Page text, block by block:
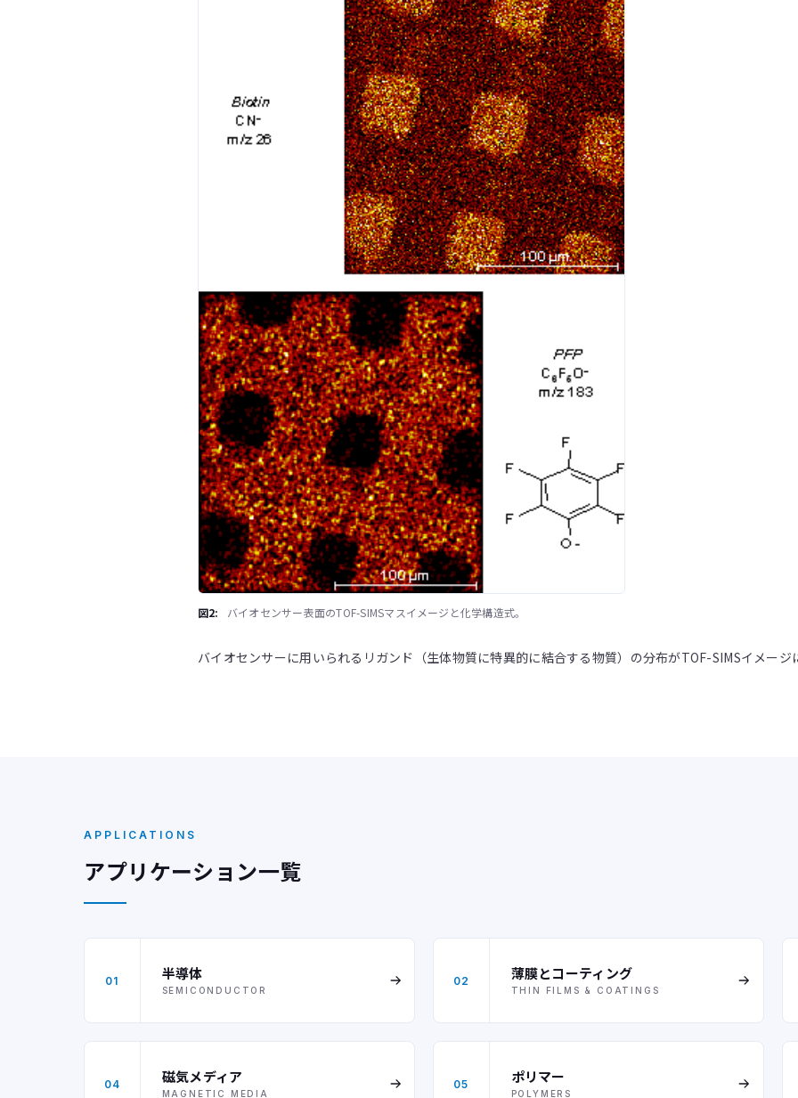
図2: バイオセンサー表面のTOF-SIMSマスイメージと化学構造式。
バイオセンサーに用いられるリガンド（生体物質に特異的に結合する物質）の分布がTOF-SIMSイメージ
APPLICATIONS
アプリケーション一覧
01 半導体
SEMICONDUCTOR
02 薄膜とコーティング
THIN FILMS & COATINGS
04 磁気メディア
MAGNETIC MEDIA
05 ポリマー
POLYMERS